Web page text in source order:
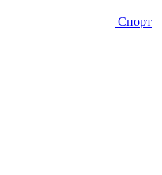
Спорт